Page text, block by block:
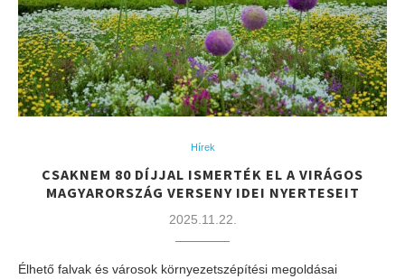
Hírek
​CSAKNEM 80 DÍJJAL ISMERTÉK EL A VIRÁGOS
MAGYARORSZÁG VERSENY IDEI NYERTESEIT
2025.11.22.
Élhető falvak és városok környezetszépítési megoldásai